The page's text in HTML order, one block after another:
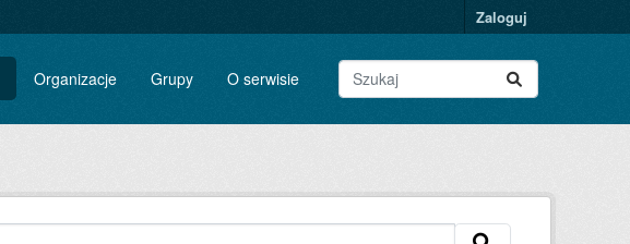
Zaloguj
Organizacje Grupy O serwisie